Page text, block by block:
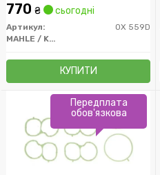
770 ₴ сьогодні
Артикул:
OX 559D
MAHLE / KNECHT
КУПИТИ
Передплата
обов'язкова